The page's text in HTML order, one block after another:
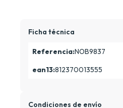
Ficha técnica
Referencia:NOB9837
ean13:812370013555
Condiciones de envío